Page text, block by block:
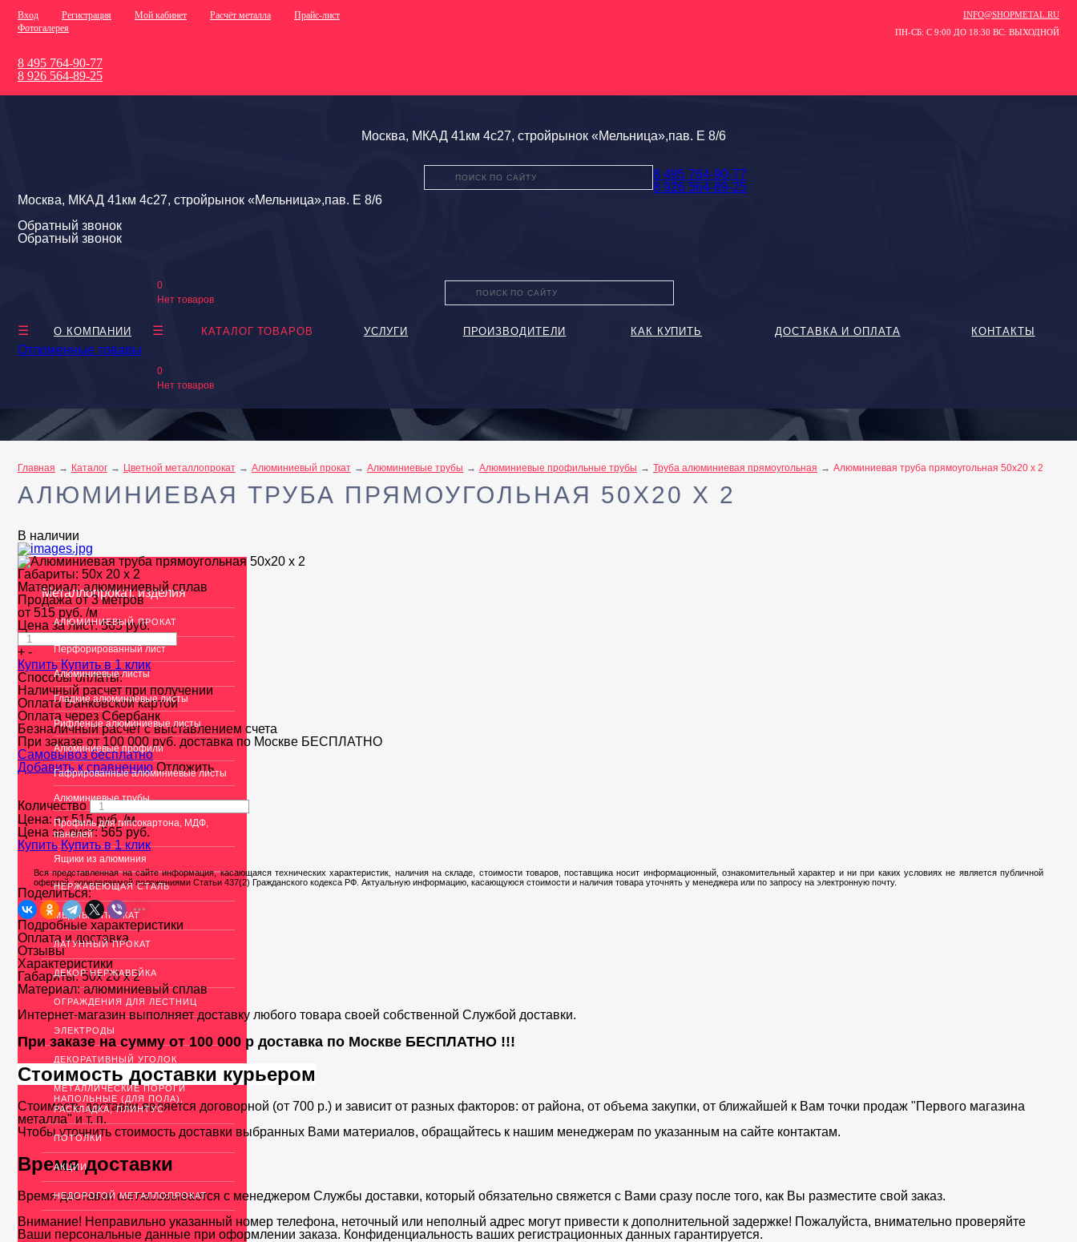
Вход Регистрация Мой кабинет Расчёт металла
Прайс-лист
Фотогалерея
INFO@SHOPMETAL.RU
ПН-СБ: С 9:00 ДО 18:30 ВС: ВЫХОДНОЙ
8 495 764-90-77
8 926 564-89-25
Москва, МКАД 41км 4с27, стройрынок «Мельница»,пав. Е 8/6
8 495 764-90-77
8 926 564-89-25
Москва, МКАД 41км 4с27, стройрынок «Мельница»,пав. Е 8/6
Обратный звонок
Обратный звонок
0
Нет товаров
О КОМПАНИИ КАТАЛОГ ТОВАРОВ УСЛУГИ ПРОИЗВОДИТЕЛИ КАК КУПИТЬ ДОСТАВКА И ОПЛАТА КОНТАКТЫ
Отложенные товары
0
Нет товаров
Главная Каталог Цветной металлопрокат Алюминиевый прокат Алюминиевые трубы Алюминиевые профильные трубы Труба алюминиевая прямоугольная Алюминиевая труба прямоугольная 50х20 х 2
АЛЮМИНИЕВАЯ ТРУБА ПРЯМОУГОЛЬНАЯ 50Х20 Х 2
Металлопрокат, изделия
АЛЮМИНИЕВЫЙ ПРОКАТ
Перфорированный лист
Алюминиевые листы
Гладкие алюминиевые листы
Рифленые алюминиевые листы
Алюминиевые профили
Гафрированные алюминиевые листы
Алюминиевые трубы
Профиль для гипсокартона, МДФ,
панелей
Ящики из алюминия
НЕРЖАВЕЮЩАЯ СТАЛЬ
МЕДНЫЙ ПРОКАТ
ЛАТУННЫЙ ПРОКАТ
ДЕКОР НЕРЖАВЕЙКА
ОГРАЖДЕНИЯ ДЛЯ ЛЕСТНИЦ
ЭЛЕКТРОДЫ
ДЕКОРАТИВНЫЙ УГОЛОК
МЕТАЛЛИЧЕСКИЕ ПОРОГИ
НАПОЛЬНЫЕ (ДЛЯ ПОЛА),
РАСКЛАДКА, ПЛИНТУС
ПОТОЛКИ
АКЦИИ
НЕДОРОГОЙ МЕТАЛЛОПРОКАТ
В наличии
Габариты: 50х 20 х 2
Материал:алюминиевый сплав
Продажа от 3 метров
от 515руб. /м
Цена за лист:565руб.
+ -
Купить Купить в 1 клик
Способы оплаты:
Наличный расчет при получении
Оплата Банковской картой
Оплата через Сбербанк
Безналичный расчет с выставлением счета
При заказе от 100 000 руб. доставка по Москве БЕСПЛАТНО
Cамовывоз бесплатно
Добавить к сравнению Отложить
Количество
Цена: от515 руб. /м
Цена за лист:565 руб.
Купить Купить в 1 клик
Вся представленная на сайте информация, касающаяся технических характеристик, наличия на складе, стоимости товаров, поставщика носит информационный, ознакомительный характер и ни при каких условиях не является публичной
офертой, определяемой положениями Статьи 437(2) Гражданского кодекса РФ. Актуальную информацию, касающуюся стоимости и наличия товара уточнять у менеджера или по запросу на электронную почту.
Поделиться:
Подробные характеристики
Оплата и доставка
Отзывы
Характеристики
Габариты:50х 20 х 2
Материал:алюминиевый сплав
Интернет-магазин выполняет доставку любого товара своей собственной Службой доставки.
При заказе на сумму от 100 000 р доставка по Москве БЕСПЛАТНО !!!
Стоимость доставки курьером
Стоимость доставки является договорной (от 700 р.) и зависит от разных факторов: от района, от объема закупки, от ближайшей к Вам точки продаж "Первого магазина
металла" и т. п.
Чтобы уточнить стоимость доставки выбранных Вами материалов, обращайтесь к нашим менеджерам по указанным на сайте контактам.
Время доставки
Время доставки согласовывается с менеджером Службы доставки, который обязательно свяжется с Вами сразу после того, как Вы разместите свой заказ.
Внимание! Неправильно указанный номер телефона, неточный или неполный адрес могут привести к дополнительной задержке! Пожалуйста, внимательно проверяйте
Ваши персональные данные при оформлении заказа. Конфиденциальность ваших регистрационных данных гарантируется.